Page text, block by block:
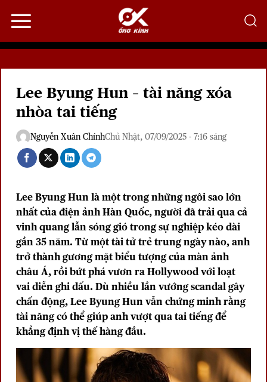
qua
dung
Lee Byung Hun – tài năng xóa
nhòa tai tiếng
Nguyễn Xuân ChínhChủ Nhật, 07/09/2025 - 7:16 sáng
Lee Byung Hun là một trong những ngôi sao lớn
nhất của điện ảnh Hàn Quốc, người đã trải qua cả
vinh quang lẫn sóng gió trong sự nghiệp kéo dài
gần 35 năm. Từ một tài tử trẻ trung ngày nào, anh
trở thành gương mặt biểu tượng của màn ảnh
châu Á, rồi bứt phá vươn ra Hollywood với loạt
vai diễn ghi dấu. Dù nhiều lần vướng scandal gây
chấn động, Lee Byung Hun vẫn chứng minh rằng
tài năng có thể giúp anh vượt qua tai tiếng để
khẳng định vị thế hàng đầu.